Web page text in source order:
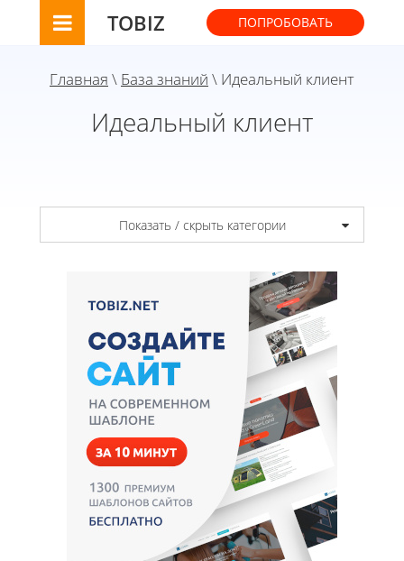
TOBIZ ПОПРОБОВАТЬ
Главная \ База знаний \ Идеальный клиент
Идеальный клиент
Показать / скрыть категории